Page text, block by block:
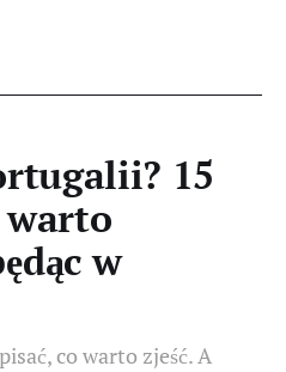
15
w
co warto zjeść. A